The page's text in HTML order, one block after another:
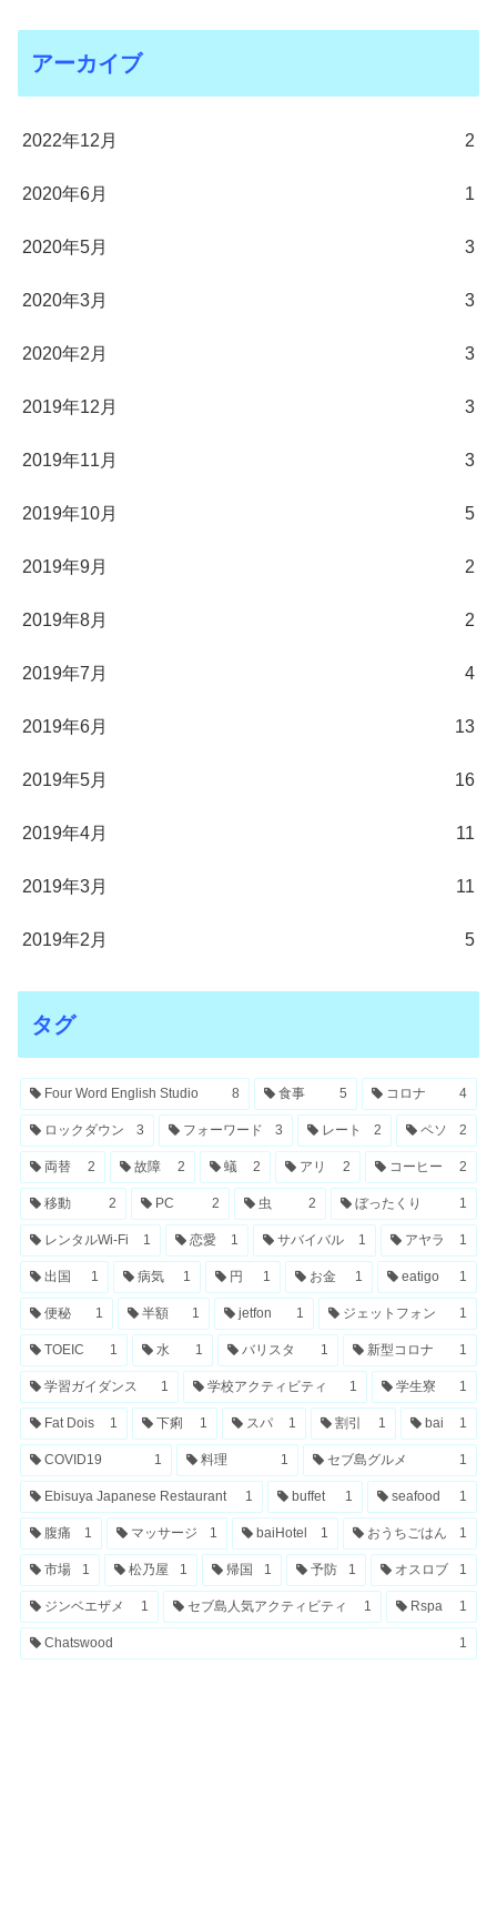
アーカイブ
2022年12月 2
2020年6月 1
2020年5月 3
2020年3月 3
2020年2月 3
2019年12月 3
2019年11月 3
2019年10月 5
2019年9月 2
2019年8月 2
2019年7月 4
2019年6月 13
2019年5月 16
2019年4月 11
2019年3月 11
2019年2月 5
タグ
Four Word English Studio 8 食事 5 コロナ 4
ロックダウン 3 フォーワード 3 レート 2 ペソ 2
両替 2 故障 2 蟻 2 アリ 2 コーヒー 2
移動 2 PC 2 虫 2 ぼったくり 1
レンタルWi-Fi 1 恋愛 1 サバイバル 1 アヤラ 1
出国 1 病気 1 円 1 お金 1 eatigo 1
便秘 1 半額 1 jetfon 1 ジェットフォン 1
TOEIC 1 水 1 バリスタ 1 新型コロナ 1
学習ガイダンス 1 学校アクティビティ 1 学生寮 1
Fat Dois 1 下痢 1 スパ 1 割引 1 bai 1
COVID19 1 料理 1 セブ島グルメ 1
Ebisuya Japanese Restaurant 1 buffet 1 seafood 1
腹痛 1 マッサージ 1 baiHotel 1 おうちごはん 1
市場 1 松乃屋 1 帰国 1 予防 1 オスロブ 1
ジンベエザメ 1 セブ島人気アクティビティ 1 Rspa 1
Chatswood 1